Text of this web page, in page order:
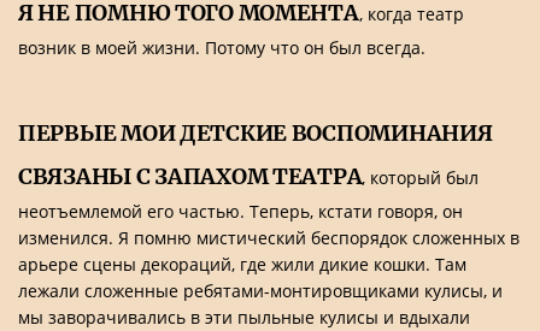
Я НЕ ПОМНЮ ТОГО МОМЕНТА, когда театр
возник в моей жизни. Потому что он был всегда.
ПЕРВЫЕ МОИ ДЕТСКИЕ ВОСПОМИНАНИЯ
СВЯЗАНЫ С ЗАПАХОМ ТЕАТРА, который был
неотъемлемой его частью. Теперь, кстати говоря, он
изменился. Я помню мистический беспорядок сложенных в
арьере сцены декораций, где жили дикие кошки. Там
лежали сложенные ребятами-монтировщиками кулисы, и
мы заворачивались в эти пыльные кулисы и вдыхали